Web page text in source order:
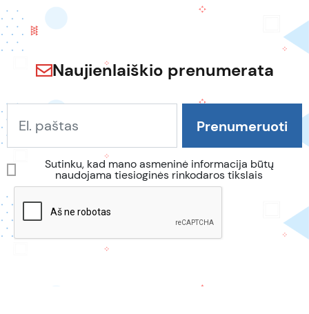
Naujienlaiškio prenumerata
Sutinku, kad mano asmeninė informacija būtų
naudojama tiesioginės rinkodaros tikslais